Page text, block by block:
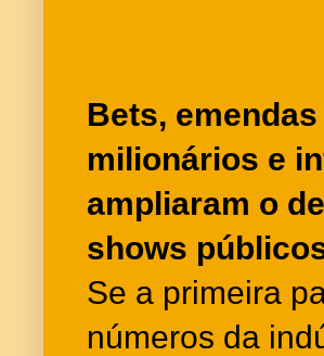
Bets,
milionários e
ampliaram o
shows
Se a primeira
números da